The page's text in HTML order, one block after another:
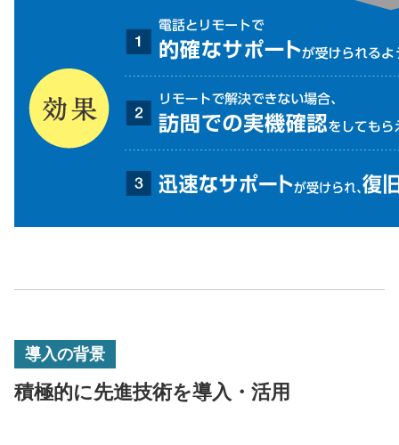
導入の背景
積極的に先進技術を導入・活用